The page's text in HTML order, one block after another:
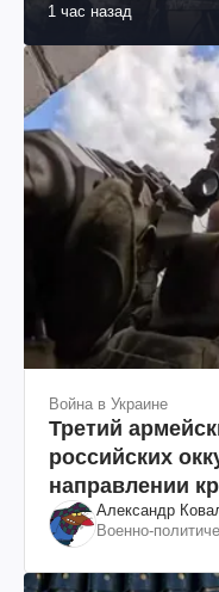
юриста
1 час назад
Война в Украине
Третий
российских
направлении
как это удалось
Александр
Военно-